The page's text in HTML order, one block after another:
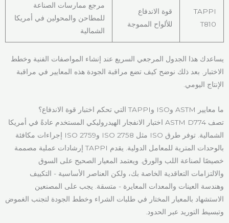
TAPPI
T810
قوة الاندفاع
للألواح المموجة
مرجع ممارسات الصناعة
للمطاحن والمحولين في أمريكا
الشمالية
يساعدك هذا الجدول المرجعي السريع عند إنشاء المواصفات الفنية وخطط
الاختبار. بعد ذلك نوضح كيف تضع مراقبة الجودة هذه المعايير في مراقبة
الإنتاج اليومي.
ما معايير ASTM وISO وTAPPI التي تحكم اختبار قوة الاندفاع؟
تصف ASTM D774 اختبار الانفجار الهيدروليكي المستخدم عادةً في أمريكا
الشمالية. توفر طرق ISO مثل ISO 2758 وISO 2759 إجراءات مكافئة
بالوحدات المترية للمعامل الدولية. يقدم TAPPI إرشادات عملية مصممة
خصيصًا لصناعة اللب والورق. ويعتمد المعيار الصحيح على السوق
والالتزامات التعاقدية الخاصة بك، ولكن العناصر الأساسية - التكييف
وهندسة العينات والمعدات المعايرة - متسقة. يجب على المصنعين
الاستشهاد بالمعيار المختار في طلبات الشراء وخطط الجودة لتجنب الغموض
وتبسيط التوريد عبر الحدود.